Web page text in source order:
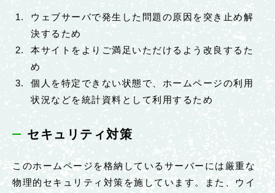
ウェブサーバで発生した問題の原因を突き止め解
決するため
本サイトをよりご満足いただけるよう改良するた
め
個人を特定できない状態で、ホームページの利用
状況などを統計資料として利用するため
セキュリティ対策
このホームページを格納しているサーバーには厳重な
物理的セキュリティ対策を施しています。また、ウイ